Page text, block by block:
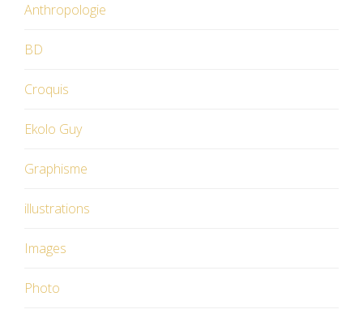
Anthropologie
BD
Croquis
Ekolo Guy
Graphisme
illustrations
Images
Photo